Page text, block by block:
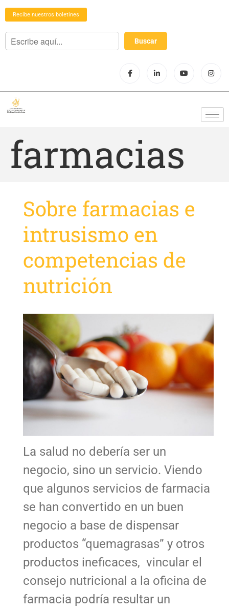
Recibe nuestros boletines
farmacias
Sobre farmacias e
intrusismo en
competencias de
nutrición
La salud no debería ser un
negocio, sino un servicio. Viendo
que algunos servicios de farmacia
se han convertido en un buen
negocio a base de dispensar
productos “quemagrasas” y otros
productos ineficaces, vincular el
consejo nutricional a la oficina de
farmacia podría resultar un